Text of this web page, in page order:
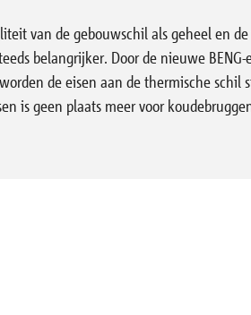
Engineering
van de gebouwschil als geheel en
belangrijker. Door de nieuwe BENG-
de eisen aan de thermische schil
is geen plaats meer voor